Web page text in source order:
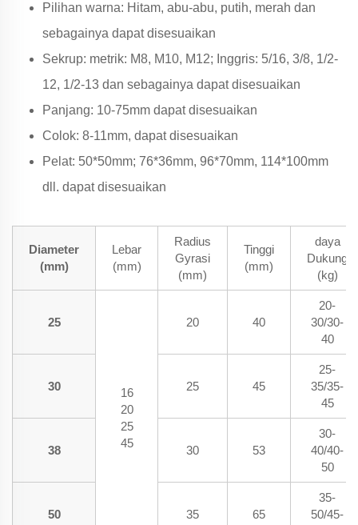
Pilihan warna: Hitam, abu-abu, putih, merah dan
sebagainya dapat disesuaikan
Sekrup: metrik: M8, M10, M12; Inggris: 5/16, 3/8, 1/2-
12, 1/2-13 dan sebagainya dapat disesuaikan
Panjang: 10-75mm dapat disesuaikan
Colok: 8-11mm, dapat disesuaikan
Pelat: 50*50mm; 76*36mm, 96*70mm, 114*100mm
dll. dapat disesuaikan
Diameter
(mm)
Lebar
(mm)
Radius
Gyrasi
(mm)
Tinggi
(mm)
daya
Dukung
(kg)
25
16
20
25
45
20 40
20-
30/30-
40
30 25 45
25-
35/35-
45
38 30 53
30-
40/40-
50
50 35 65
35-
50/45-